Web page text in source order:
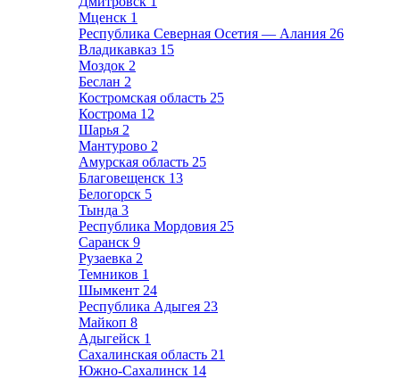
Мценск 1
Республика Северная Осетия — Алания 26
Владикавказ 15
Моздок 2
Беслан 2
Костромская область 25
Кострома 12
Шарья 2
Мантурово 2
Амурская область 25
Благовещенск 13
Белогорск 5
Тында 3
Республика Мордовия 25
Саранск 9
Рузаевка 2
Темников 1
Шымкент 24
Республика Адыгея 23
Майкоп 8
Адыгейск 1
Сахалинская область 21
Южно-Сахалинск 14